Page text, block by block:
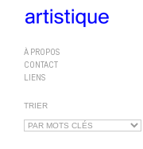
À PROPOS
CONTACT
LIENS
TRIER